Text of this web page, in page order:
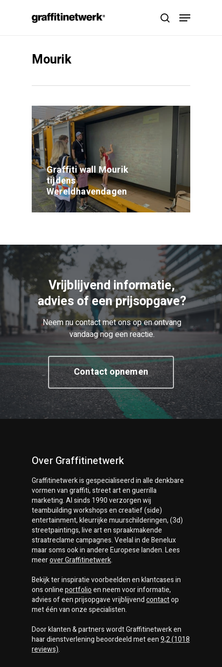
search
Menu
Mourik
Graffiti wall Mourik
tijdens
Wereldhavendagen
Vrijblijvend informatie,
advies of een prijsopgave?
Neem nu contact met ons op en ontvang
vandaag nog een reactie.
Contact opnemen
Over Graffitinetwerk
Graffitinetwerkis gespecialiseerd in alle denkbare
vormen van graffiti, street art en guerrilla
marketing. Al sinds 1990 verzorgen wij
teambuilding workshops en creatief (side)
entertainment, kleurrijke muurschilderingen, (3d)
streetpaintings, live art en spraakmakende
straatreclame campagnes. Veelal in de Benelux
maar soms ook in andere Europese landen. Lees
meeroverGraffitinetwerk.
Bekijk ter inspiratie voorbeelden en klantcases in
ons onlineportfolioen neem voor informatie,
advies of een prijsopgave vrijblijvendcontactop
met één van onze specialisten.
Door klanten & partners wordtGraffitinetwerken
haar dienstverlening beoordeeld met een9,2(1018
reviews).